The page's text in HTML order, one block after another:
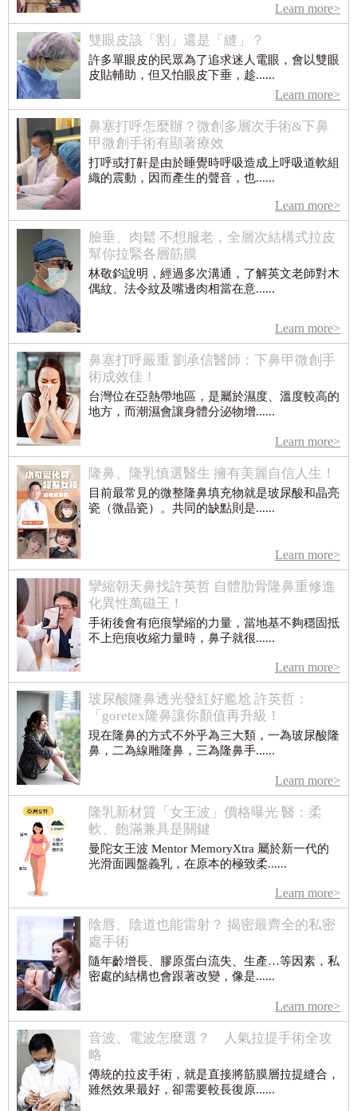
Learn more>
雙眼皮該「割」還是「縫」？
許多單眼皮的民眾為了追求迷人電眼，會以雙眼
皮貼輔助，但又怕眼皮下垂，趁......
Learn more>
鼻塞打呼怎麼辦？微創多層次手術&下鼻
甲微創手術有顯著療效
打呼或打鼾是由於睡覺時呼吸造成上呼吸道軟組
織的震動，因而產生的聲音，也......
Learn more>
臉垂、肉鬆 不想服老，全層次結構式拉皮
幫你拉緊各層筋膜
林敬鈞說明，經過多次溝通，了解英文老師對木
偶紋、法令紋及嘴邊肉相當在意......
Learn more>
鼻塞打呼嚴重 劉承信醫師：下鼻甲微創手
術成效佳！
台灣位在亞熱帶地區，是屬於濕度、溫度較高的
地方，而潮濕會讓身體分泌物增......
Learn more>
隆鼻、隆乳慎選醫生 擁有美麗自信人生！
目前最常見的微整隆鼻填充物就是玻尿酸和晶亮
瓷（微晶瓷）。共同的缺點則是......
Learn more>
攣縮朝天鼻找許英哲 自體肋骨隆鼻重修進
化異性萬磁王！
手術後會有疤痕攣縮的力量，當地基不夠穩固抵
不上疤痕收縮力量時，鼻子就很......
Learn more>
玻尿酸隆鼻透光發紅好尷尬 許英哲：
「goretex隆鼻讓你顏值再升級！
現在隆鼻的方式不外乎為三大類，一為玻尿酸隆
鼻，二為線雕隆鼻，三為隆鼻手......
Learn more>
隆乳新材質「女王波」價格曝光 醫：柔
軟、飽滿兼具是關鍵
曼陀女王波 Mentor MemoryXtra 屬於新一代的
光滑面圓盤義乳，在原本的極致柔......
Learn more>
陰唇、陰道也能雷射？ 揭密最齊全的私密
處手術
隨年齡增長、膠原蛋白流失、生產…等因素，私
密處的結構也會跟著改變，像是......
Learn more>
音波、電波怎麼選？ 人氣拉提手術全攻
略
傳統的拉皮手術，就是直接將筋膜層拉提縫合，
雖然效果最好，卻需要較長復原......